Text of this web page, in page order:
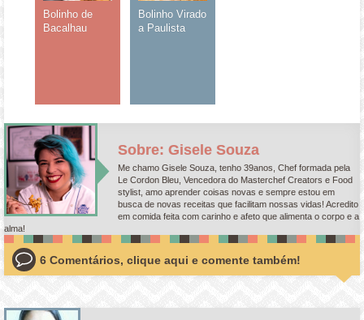
Bolinho de
Bacalhau
Bolinho Virado
a Paulista
Sobre: Gisele Souza
Me chamo Gisele Souza, tenho 39anos, Chef formada pela
Le Cordon Bleu, Vencedora do Masterchef Creators e Food
stylist, amo aprender coisas novas e sempre estou em
busca de novas receitas que facilitam nossas vidas! Acredito
em comida feita com carinho e afeto que alimenta o corpo e a
alma!
6 Comentários, clique aqui e comente também!